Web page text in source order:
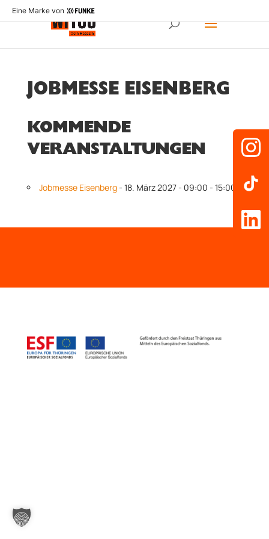
Eine Marke von
JOBMESSE EISENBERG
KOMMENDE
VERANSTALTUNGEN
Jobmesse Eisenberg- 18. März 2027 - 09:00 - 15:00